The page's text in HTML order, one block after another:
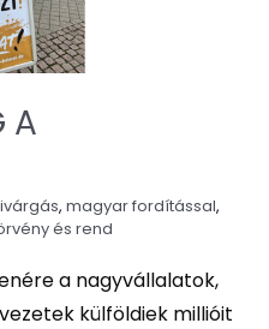
A
, magyar fordítással,
és rend
a nagyvállalatok,
külföldiek millióit